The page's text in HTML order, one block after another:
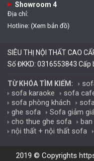
Showroom 4
Địa chỉ:
Hotline: (Xem bản đồ)
SIÊU THỊ NỘI THẤT CAO
Số ĐKKD: 0316553843 Cấp
TỪ KHÓA TÌM KIẾM:
sofa karaoke
sofa
sofa phòng khách
ghe sofa
Sofa giảm
cho thue ghe sofa
nội thất + nội thất sofa
2019 © Copyrights